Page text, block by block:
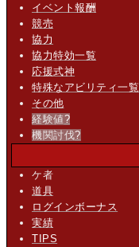
イベント報酬
競売
協力
協力特効一覧
応援式神
特殊なアビリティ一覧
その他
経験値?
機関討伐?
ケ者
道具
ログインボーナス
実績
TIPS